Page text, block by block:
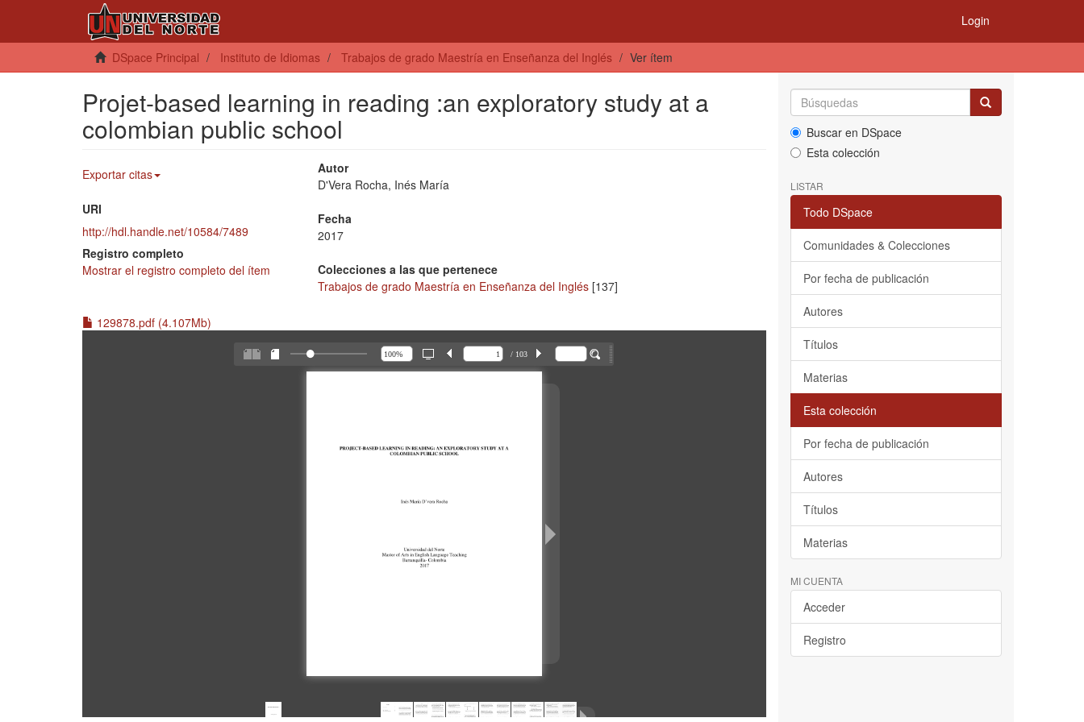
Login
DSpace Principal Instituto de Idiomas Trabajos de grado Maestría en Enseñanza del Inglés Ver ítem
Projet-based learning in reading :an exploratory study at a
colombian public school
Exportar citas
URI
http://hdl.handle.net/10584/7489
Registro completo
Mostrar el registro completo del ítem
Autor
D'Vera Rocha, Inés María
Fecha
2017
Colecciones a las que pertenece
Trabajos de grado Maestría en Enseñanza del Inglés [137]
129878.pdf (4.107Mb)
/ 103
Buscar en DSpace
Esta colección
LISTAR
Todo DSpace
Comunidades & Colecciones
Por fecha de publicación
Autores
Títulos
Materias
Esta colección
Por fecha de publicación
Autores
Títulos
Materias
MI CUENTA
Acceder
Registro